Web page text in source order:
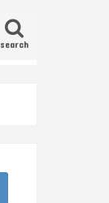
search